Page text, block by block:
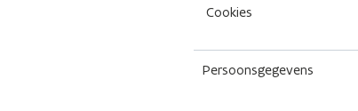
Cookies
Persoonsgegevens